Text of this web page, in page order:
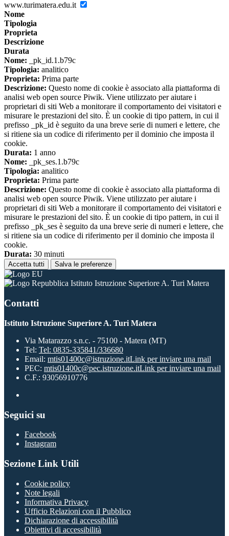
www.turimatera.edu.it
Nome
Tipologia
Proprieta
Descrizione
Durata
Nome: _pk_id.1.b79c
Tipologia: analitico
Proprieta: Prima parte
Descrizione: Questo nome di cookie è associato alla piattaforma di
analisi web open source Piwik. Viene utilizzato per aiutare i
proprietari di siti Web a monitorare il comportamento dei visitatori e
misurare le prestazioni del sito. È un cookie di tipo pattern, in cui il
prefisso _pk_id è seguito da una breve serie di numeri e lettere, che
si ritiene sia un codice di riferimento per il dominio che imposta il
cookie.
Durata: 1 anno
Nome: _pk_ses.1.b79c
Tipologia: analitico
Proprieta: Prima parte
Descrizione: Questo nome di cookie è associato alla piattaforma di
analisi web open source Piwik. Viene utilizzato per aiutare i
proprietari di siti Web a monitorare il comportamento dei visitatori e
misurare le prestazioni del sito. È un cookie di tipo pattern, in cui il
prefisso _pk_ses è seguito da una breve serie di numeri e lettere, che
si ritiene sia un codice di riferimento per il dominio che imposta il
cookie.
Durata: 30 minuti
Accetta tutti Salva le preferenze
Istituto Istruzione Superiore A. Turi Matera
Contatti
Istituto Istruzione Superiore A. Turi Matera
Via Matarazzo s.n.c. - 75100 - Matera (MT)
Tel: Tel: 0835-335841/336680
Email: mtis01400c@istruzione.itLink per inviare una mail
PEC: mtis01400c@pec.istruzione.itLink per inviare una mail
C.F.: 93056910776
Seguici su
Facebook
Instagram
Sezione Link Utili
Cookie policy
Note legali
Informativa Privacy
Ufficio Relazioni con il Pubblico
Dichiarazione di accessibilità
Obiettivi di accessibilità